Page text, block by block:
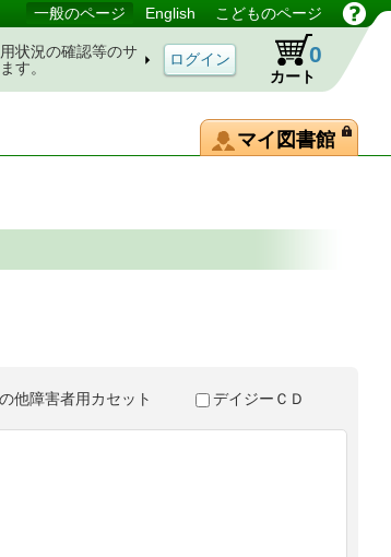
一般のページ English こどものページ
状況の確認等のサ
す。
カート
0
マイ図書館
他障害者用カセット デイジーＣＤ